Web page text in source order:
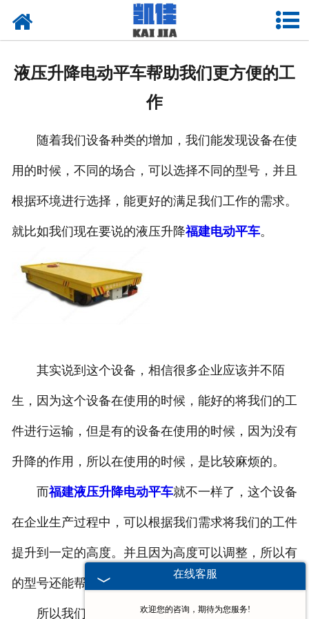
厂房设备
联系我们
液压升降电动平车帮助我们更方便的工
作
随着我们设备种类的增加，我们能发现设备在使
用的时候，不同的场合，可以选择不同的型号，并且
根据环境进行选择，能更好的满足我们工作的需求。
就比如我们现在要说的液压升降福建电动平车。
其实说到这个设备，相信很多企业应该并不陌
生，因为这个设备在使用的时候，能好的将我们的工
件进行运输，但是有的设备在使用的时候，因为没有
升降的作用，所以在使用的时候，是比较麻烦的。
而福建液压升降电动平车就不一样了，这个设备
在企业生产过程中，可以根据我们需求将我们的工件
提升到一定的高度。并且因为高度可以调整，所以有
的型号还能帮助我们进行卸货。
所以我们在选择设备的时候，要了解这个设备的
在线客服
欢迎您的咨询，期待为您服务!